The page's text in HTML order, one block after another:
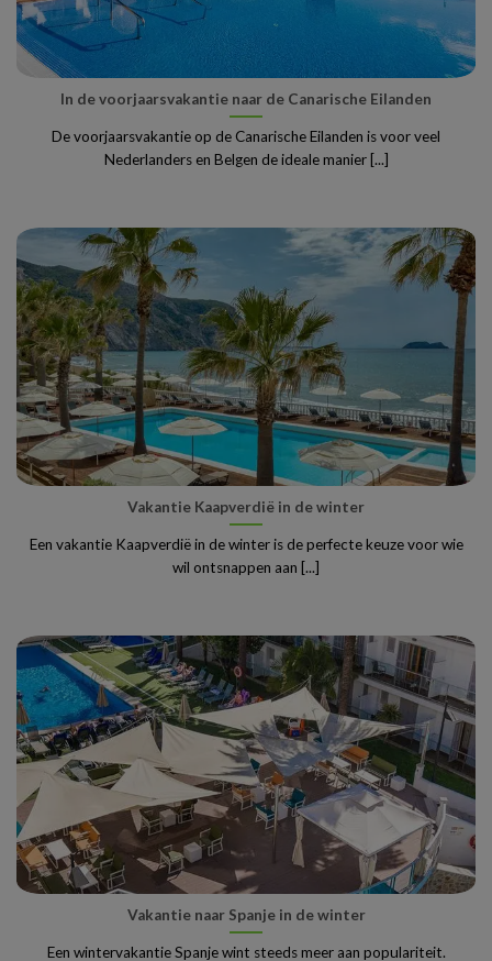
In de voorjaarsvakantie naar de Canarische Eilanden
De voorjaarsvakantie op de Canarische Eilanden is voor veel
Nederlanders en Belgen de ideale manier [...]
Vakantie Kaapverdië in de winter
Een vakantie Kaapverdië in de winter is de perfecte keuze voor wie
wil ontsnappen aan [...]
Vakantie naar Spanje in de winter
Een wintervakantie Spanje wint steeds meer aan populariteit.